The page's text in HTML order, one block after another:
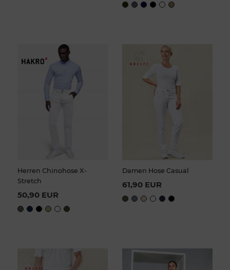
Herren Chinohose X-
Stretch
50,90 EUR
Damen Hose Casual
61,90 EUR